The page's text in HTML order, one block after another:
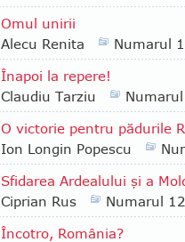
Omul unirii
Alecu Renita
Numarul
Înapoi la repere!
Claudiu Tarziu
O victorie pentru pădurile
Ion Longin Popescu
Sfidarea Ardealului şi a
Ciprian Rus
Numarul
Încotro, România?